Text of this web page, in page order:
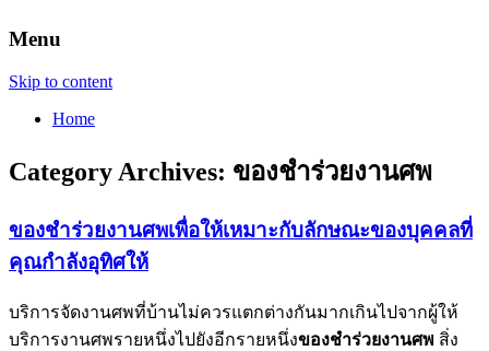
Menu
Skip to content
Home
Category Archives: ของชำร่วยงานศพ
ของชำร่วยงานศพเพื่อให้เหมาะกับลักษณะของบุคคลที่
คุณกำลังอุทิศให้
บริการจัดงานศพที่บ้านไม่ควรแตกต่างกันมากเกินไปจากผู้ให้
บริการงานศพรายหนึ่งไปยังอีกรายหนึ่งของชำร่วยงานศพ สิ่ง